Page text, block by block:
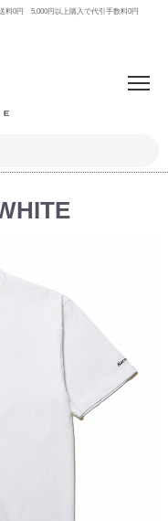
料0円 5,000円以上購入で代引手数料0円